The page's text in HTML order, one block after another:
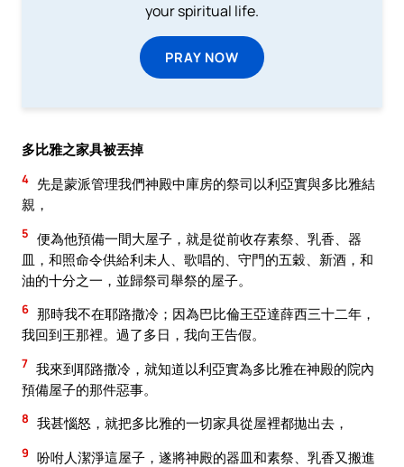
your spiritual life.
PRAY NOW
多比雅之家具被丟掉
4 先是蒙派管理我們神殿中庫房的祭司以利亞實與多比雅結
親，
5 便為他預備一間大屋子，就是從前收存素祭、乳香、器
皿，和照命令供給利未人、歌唱的、守門的五穀、新酒，和
油的十分之一，並歸祭司舉祭的屋子。
6 那時我不在耶路撒冷；因為巴比倫王亞達薛西三十二年，
我回到王那裡。過了多日，我向王告假。
7 我來到耶路撒冷，就知道以利亞實為多比雅在神殿的院內
預備屋子的那件惡事。
8 我甚惱怒，就把多比雅的一切家具從屋裡都拋出去，
9 吩咐人潔淨這屋子，遂將神殿的器皿和素祭、乳香又搬進